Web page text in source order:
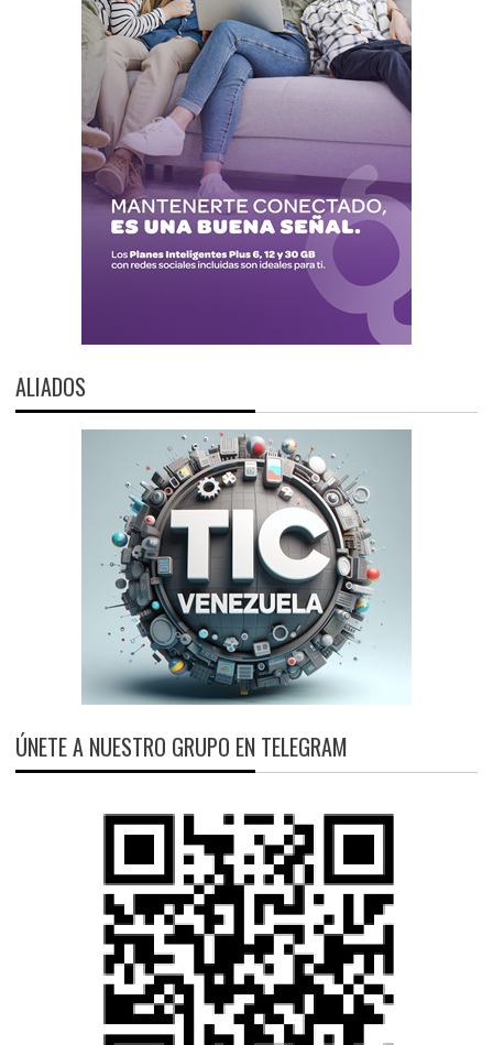
ALIADOS
ÚNETE A NUESTRO GRUPO EN TELEGRAM